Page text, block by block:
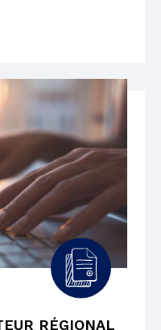
RÉGIONAL